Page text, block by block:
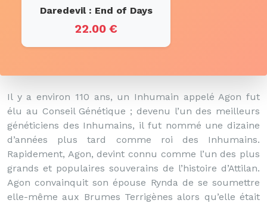
Daredevil : End of Days
22.00 €
Il y a environ 110 ans, un Inhumain appelé Agon fut
élu au Conseil Génétique ; devenu l’un des meilleurs
généticiens des Inhumains, il fut nommé une dizaine
d’années plus tard comme roi des Inhumains.
Rapidement, Agon, devint connu comme l’un des plus
grands et populaires souverains de l’histoire d’Attilan.
Agon convainquit son épouse Rynda de se soumettre
elle-même aux Brumes Terrigènes alors qu’elle était